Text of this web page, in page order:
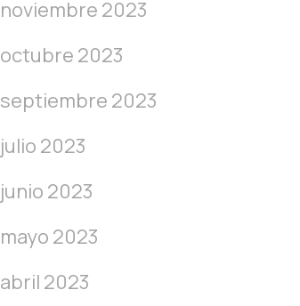
noviembre 2023
octubre 2023
septiembre 2023
julio 2023
junio 2023
mayo 2023
abril 2023